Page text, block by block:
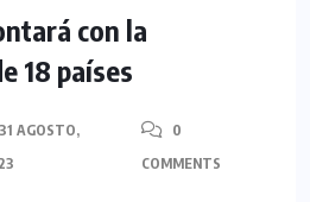
con la
18 países
31 AGOSTO,
0
COMMENTS